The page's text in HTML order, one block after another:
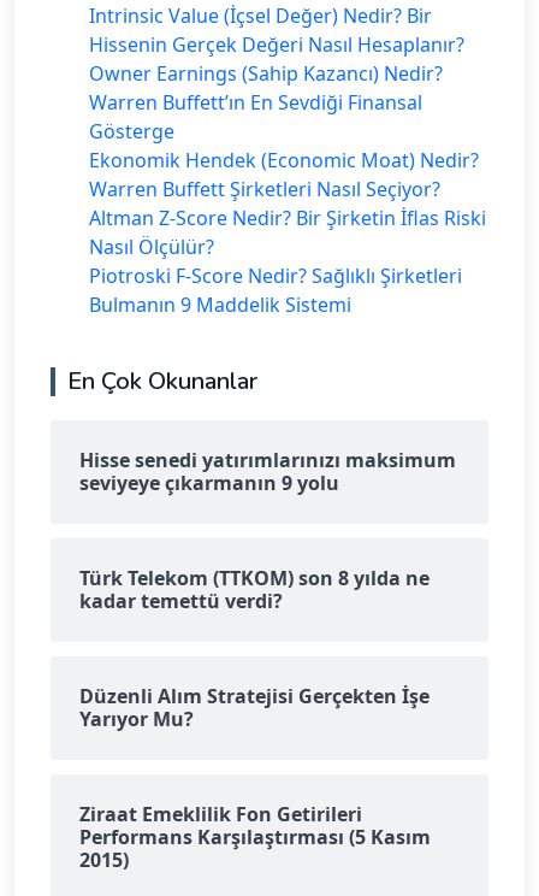
Intrinsic Value (İçsel Değer) Nedir? Bir
Hissenin Gerçek Değeri Nasıl Hesaplanır?
Owner Earnings (Sahip Kazancı) Nedir?
Warren Buffett’ın En Sevdiği Finansal
Gösterge
Ekonomik Hendek (Economic Moat) Nedir?
Warren Buffett Şirketleri Nasıl Seçiyor?
Altman Z-Score Nedir? Bir Şirketin İflas Riski
Nasıl Ölçülür?
Piotroski F-Score Nedir? Sağlıklı Şirketleri
Bulmanın 9 Maddelik Sistemi
En Çok Okunanlar
Hisse senedi yatırımlarınızı maksimum
seviyeye çıkarmanın 9 yolu
Türk Telekom (TTKOM) son 8 yılda ne
kadar temettü verdi?
Düzenli Alım Stratejisi Gerçekten İşe
Yarıyor Mu?
Ziraat Emeklilik Fon Getirileri
Performans Karşılaştırması (5 Kasım
2015)